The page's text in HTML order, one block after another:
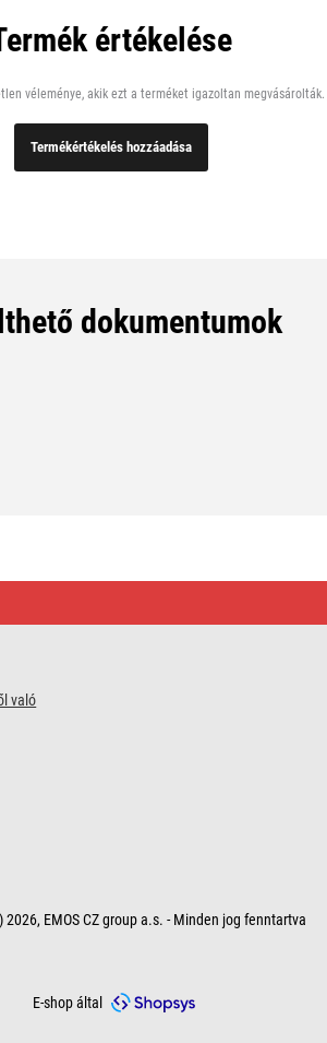
értékelése
véleménye, akik ezt a terméket igazoltan megvásárolták.
Termékértékelés hozzáadása
dokumentumok
való
2026, EMOS CZ group a.s. - Minden jog fenntartva
E-shop által